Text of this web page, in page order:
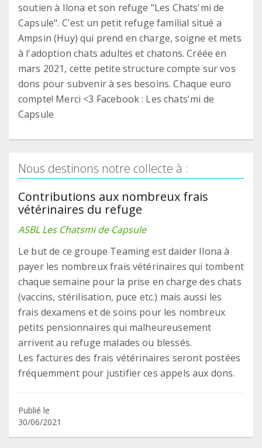
soutien à Ilona et son refuge "Les Chats'mi de
Capsule". C'est un petit refuge familial situé a
Ampsin (Huy) qui prend en charge, soigne et mets
à l'adoption chats adultes et chatons. Créée en
mars 2021, cette petite structure compte sur vos
dons pour subvenir à ses besoins. Chaque euro
compte! Merci <3 Facebook : Les chats'mi de
Capsule
Nous destinons notre collecte à :
Contributions aux nombreux frais
vétérinaires du refuge
ASBL Les Chatsmi de Capsule
Le but de ce groupe Teaming est daider Ilona à
payer les nombreux frais vétérinaires qui tombent
chaque semaine pour la prise en charge des chats
(vaccins, stérilisation, puce etc.) mais aussi les
frais dexamens et de soins pour les nombreux
petits pensionnaires qui malheureusement
arrivent au refuge malades ou blessés.
Les factures des frais vétérinaires seront postées
fréquemment pour justifier ces appels aux dons.
Publié le
30/06/2021